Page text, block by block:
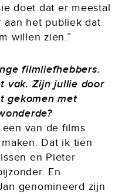
doet dat er meestal
aan het publiek dat
willen zien.”
filmliefhebbers.
vak. Zijn jullie door
gekomen met
van de films
Dat ik tien
en Pieter
En
genomineerd zijn